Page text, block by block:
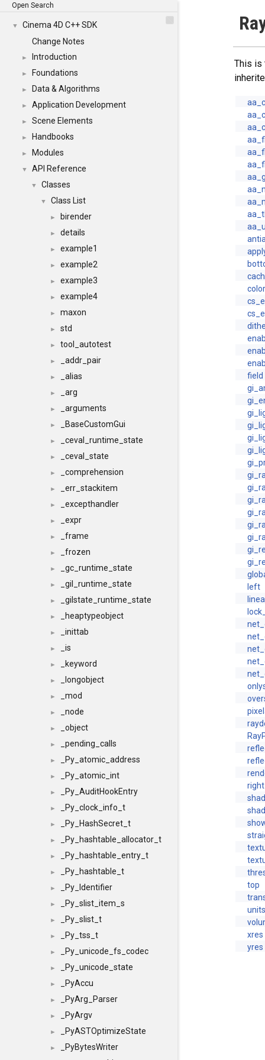
Open Search
▼
Cinema 4D C++ SDK
Change Notes
► Introduction
► Foundations
► Data & Algorithms
► Application Development
► Scene Elements
► Handbooks
► Modules
▼ API Reference
▼ Classes
▼ Class List
► birender
► details
► example1
► example2
► example3
► example4
► maxon
► std
► tool_autotest
► _addr_pair
► _alias
► _arg
► _arguments
► _BaseCustomGui
► _ceval_runtime_state
► _ceval_state
► _comprehension
► _err_stackitem
► _excepthandler
► _expr
► _frame
► _frozen
► _gc_runtime_state
► _gil_runtime_state
► _gilstate_runtime_state
► _heaptypeobject
► _inittab
► _is
► _keyword
► _longobject
► _mod
► _node
► _object
► _pending_calls
► _Py_atomic_address
► _Py_atomic_int
► _Py_AuditHookEntry
► _Py_clock_info_t
► _Py_HashSecret_t
► _Py_hashtable_allocator_t
► _Py_hashtable_entry_t
► _Py_hashtable_t
► _Py_Identifier
► _Py_slist_item_s
► _Py_slist_t
► _Py_tss_t
► _Py_unicode_fs_codec
► _Py_unicode_state
► _PyAccu
► _PyArg_Parser
► _PyArgv
► _PyASTOptimizeState
►
_PyBytesWriter
This
field
left
right
top
xres
yres